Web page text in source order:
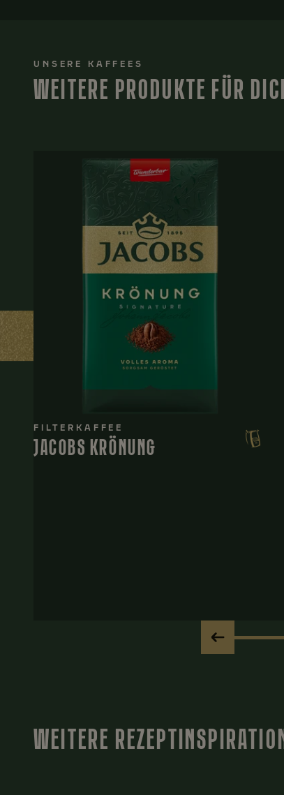
UNSERE KAFFEES
WEITERE PRODUKTE FÜR
FILTERKAFFEE
JACOBS KRÖNUNG
WEITERE